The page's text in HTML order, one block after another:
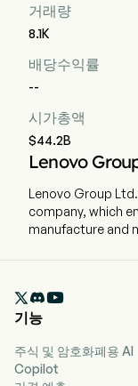
거래량
8.1K
배당수익률
--
시가총액
$44.2B
Lenovo
Lenovo Group
company, which
manufacture and
business of
smartphones,
primarily engages
artificial

기능
주식 및 암호화폐용 AI
Copilot